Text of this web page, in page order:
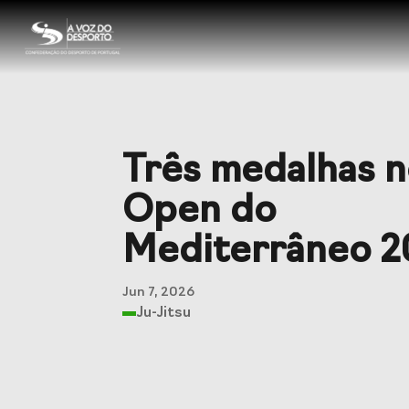
Visão e Missão Órgãos
Serviços
Três medalhas
Open do
Mediterrâneo
Jun 7, 2026
Ju-Jitsu